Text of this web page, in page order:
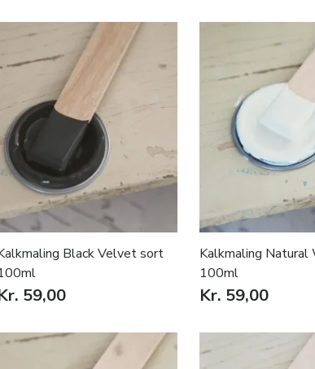
Black Velvet sort
59,00
Kalkmaling Natural
100ml
Kr. 59,00